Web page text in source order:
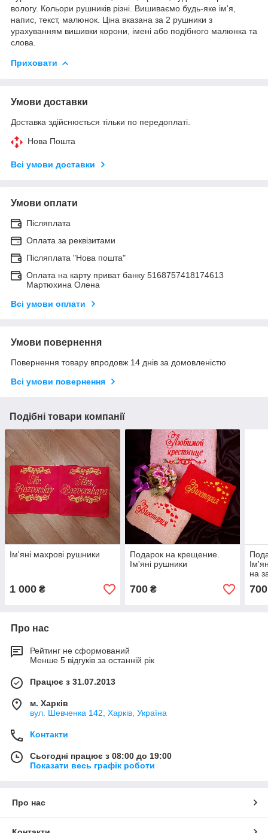
вологу. Кольори рушників різні. Вишиваємо будь-яке ім'я,
напис, текст, малюнок. Ціна вказана за 2 рушники з
урахуванням вишивки корони, імені або подібного малюнка та
слова.
Приховати
Умови доставки
Доставка здійснюється тільки по передоплаті.
Нова Пошта
Всі умови доставки
Умови оплати
Післяплата
Оплата за реквізитами
Післяплата "Нова пошта"
Оплата на карту приват банку 5168757418174613
Мартюхина Олена
Всі умови оплати
Умови повернення
Повернення товару впродовж 14 днів за домовленістю
Всі умови повернення
Подібні товари компанії
Ім'яні махрові рушники
1 000 ₴
Подарок на крещение.
Ім'яні рушники
700₴
на
700
Про нас
Рейтинг не сформований
Менше 5 відгуків за останній рік
Працює з 31.07.2013
м. Харків
вул. Шевченка 142, Харків, Україна
Контакти
Сьогодні працює з 08:00 до 19:00
Показати весь графік роботи
Про нас